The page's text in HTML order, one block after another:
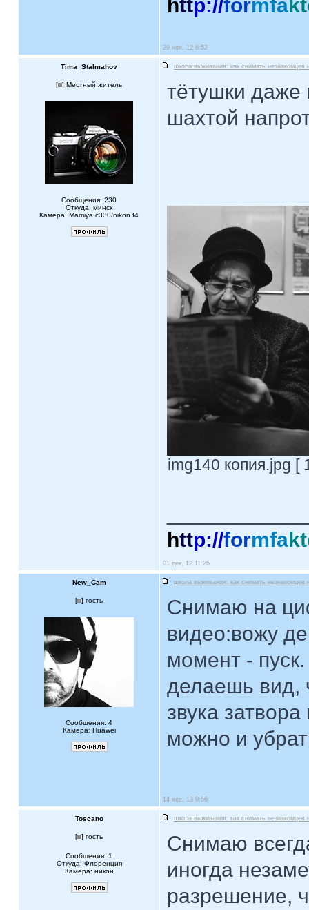
http://formfa
29 ноя, 12 8:52
Tima_Stalmahov школа выживания: как снимать незнакомцев
[ ] Местный житель
Сообщения: 230
Откуда: минск
Камера: Mamiya c330/nikon f4
тётушки даже
шахтой
img140 копия.jpg [
http://formfa
01 дек, 12 11:25
New_Cam школа выживания: как снимать незнакомцев
[ ] гость
Сообщения: 4
Камера: Huawei
Снимаю на
видео:вожу
момент -
делаешь вид,
звука
можно и
14 янв, 13 9:56
Toscano школа выживания: как снимать незнакомцев
[ ] гость
Сообщения: 1
Откуда: Флоренция
Камера: никон
Снимаю
иногда
разрешение,